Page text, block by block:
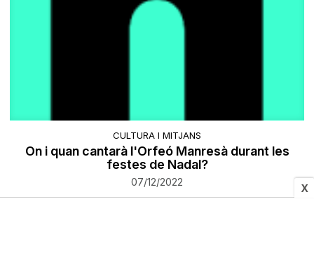
X
CULTURA I MITJANS
On i quan cantarà l'Orfeó Manresà durant les
festes de Nadal?
07/12/2022